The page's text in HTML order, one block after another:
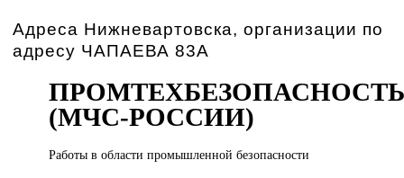
Адреса Нижневартовска, организации по
адресу ЧАПАЕВА 83А
(МЧС-РОССИИ)
Работы вобласти промышленной безопасности